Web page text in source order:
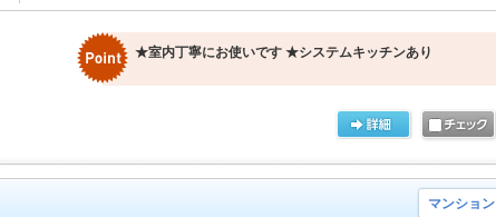
★室内丁寧にお使いです ★システムキッチンあり
マンション